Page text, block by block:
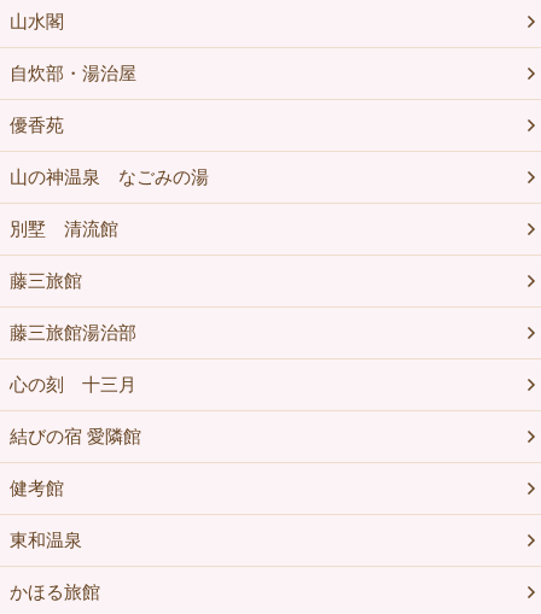
山水閣
自炊部・湯治屋
優香苑
山の神温泉 なごみの湯
別墅 清流館
藤三旅館
藤三旅館湯治部
心の刻 十三月
結びの宿 愛隣館
健考館
東和温泉
かほる旅館